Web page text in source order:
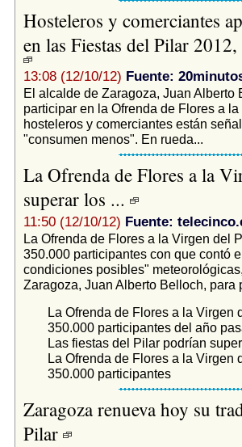
Hosteleros y comerciantes
en las Fiestas del Pilar
13:08 (12/10/12) Fuente:
El alcalde de Zaragoza, Juan Alberto
participar en la Ofrenda de Flores a
hosteleros y comerciantes están
"consumen menos". En rueda...
La Ofrenda de Flores a la
superar los ...
11:50 (12/10/12) Fuente:
La Ofrenda de Flores a la Virgen del
350.000 participantes con que contó
condiciones posibles"
Zaragoza, Juan Alberto Belloch, para
La Ofrenda de Flores a la Virgen
350.000 participantes del año
Las fiestas del Pilar podrían
La Ofrenda de Flores a la Virgen
350.000 participantes
Zaragoza renueva hoy su
Pilar